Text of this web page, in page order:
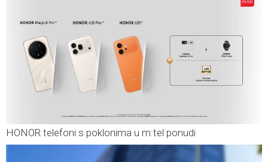
HONOR telefoni s poklonima u m:tel ponudi